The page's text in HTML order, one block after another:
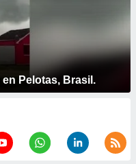
Pelotas, Brasil.